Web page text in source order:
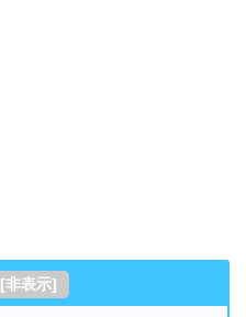
[非表示]